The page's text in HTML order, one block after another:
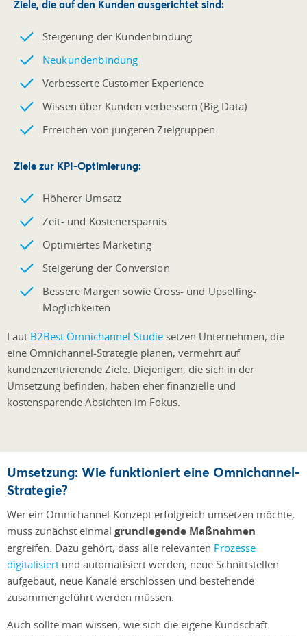
Ziele, die auf den Kunden ausgerichtet sind:
Steigerung der Kundenbindung
Neukundenbindung
Verbesserte Customer Experience
Wissen über Kunden verbessern (Big Data)
Erreichen von jüngeren Zielgruppen
Ziele zur KPI-Optimierung:
Höherer Umsatz
Zeit- und Kostenersparnis
Optimiertes Marketing
Steigerung der Conversion
Bessere Margen sowie Cross- und Upselling-
Möglichkeiten
Laut B2Best Omnichannel-Studie setzen Unternehmen, die
eine Omnichannel-Strategie planen, vermehrt auf
kundenzentrierende Ziele. Diejenigen, die sich in der
Umsetzung befinden, haben eher finanzielle und
kostensparende Absichten im Fokus.
Umsetzung: Wie funktioniert eine Omnichannel-
Strategie?
Wer ein Omnichannel-Konzept erfolgreich umsetzen möchte,
muss zunächst einmal grundlegende Maßnahmen
ergreifen. Dazu gehört, dass alle relevanten Prozesse
digitalisiert und automatisiert werden, neue Schnittstellen
aufgebaut, neue Kanäle erschlossen und bestehende
zusammengeführt werden müssen.
Auch sollte man wissen, wie sich die eigene Kundschaft